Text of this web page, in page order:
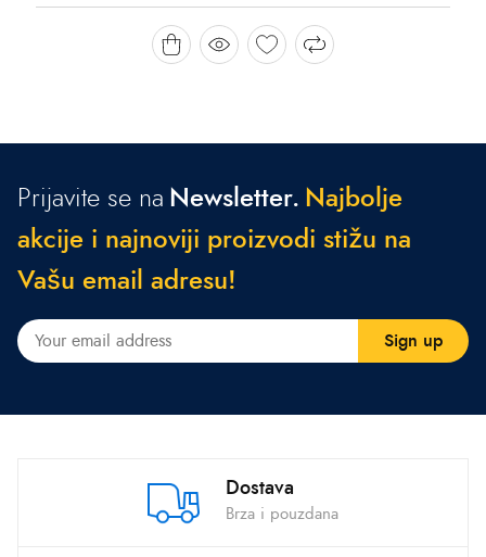
Prijavite se na Newsletter. Naj bo je
a kcije i najnoviji proizvod i stižu na
Vašu emai ad resu!
Dostava
Brza i pouzdana